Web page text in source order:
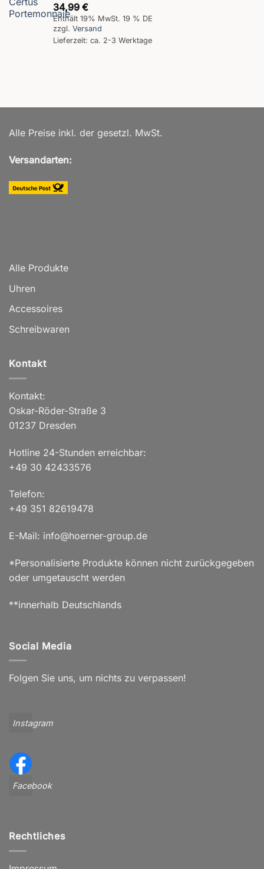
34,99 €
Enthält 19% MwSt. 19 % DE
zzgl. Versand
Lieferzeit: ca. 2-3 Werktage
Alle Preise inkl. der gesetzl. MwSt.
Versandarten:
Alle Produkte
Uhren
Accessoires
Schreibwaren
Kontakt
Kontakt:
Oskar-Röder-Straße 3
01237 Dresden
Hotline 24-Stunden erreichbar:
+49 30 42433576
Telefon:
+49 351 82619478
E-Mail: info@hoerner-group.de
*Personalisierte Produkte können nicht zurückgegeben
oder umgetauscht werden
**innerhalb Deutschlands
Social Media
Folgen Sie uns, um nichts zu verpassen!
Instagram
Facebook
Rechtliches